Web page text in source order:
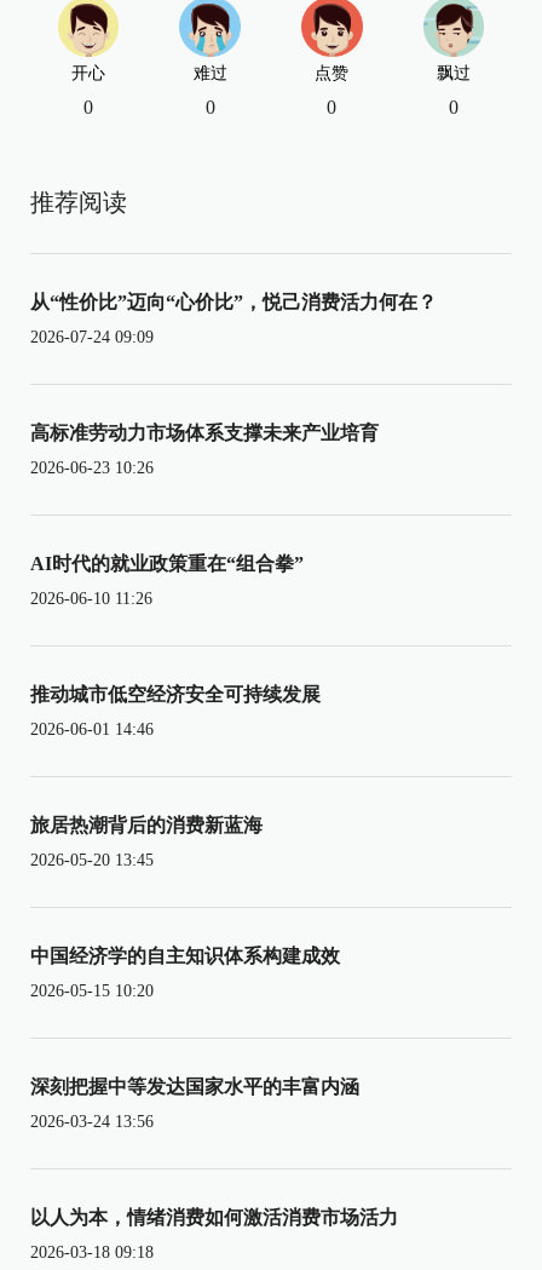
开心
0
难过
0
点赞
0
飘过
0
推荐阅读
从“性价比”迈向“心价比”，悦己消费活力何在？
2026-07-24 09:09
高标准劳动力市场体系支撑未来产业培育
2026-06-23 10:26
AI时代的就业政策重在“组合拳”
2026-06-10 11:26
推动城市低空经济安全可持续发展
2026-06-01 14:46
旅居热潮背后的消费新蓝海
2026-05-20 13:45
中国经济学的自主知识体系构建成效
2026-05-15 10:20
深刻把握中等发达国家水平的丰富内涵
2026-03-24 13:56
以人为本，情绪消费如何激活消费市场活力
2026-03-18 09:18